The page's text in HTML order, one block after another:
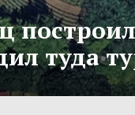
туда